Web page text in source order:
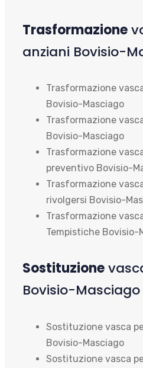
Trasformazione
anziani Bovisio-
Trasformazione
Bovisio-Masciago
Trasformazione
Bovisio-Masciago
Trasformazione
preventivo Bovisio-
Trasformazione
rivolgersi Bovisio-
Trasformazione
Tempistiche Bovisio-
Sostituzione
Bovisio-Masciago
Sostituzione vasca
Bovisio-Masciago
Sostituzione vasca